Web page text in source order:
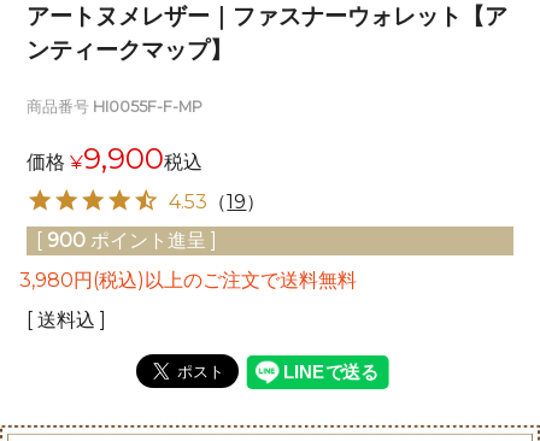
アートヌメレザー｜ファスナーウォレット【ア
ンティークマップ】
商品番号 HI0055F-F-MP
価格 ¥9,900税込
4.53 （19）
[ 900 ポイント進呈 ]
3,980円(税込)以上のご注文で送料無料
送料込